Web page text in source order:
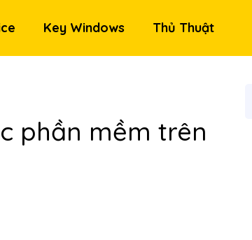
Key Windows Thủ Thuật
phần mềm trên